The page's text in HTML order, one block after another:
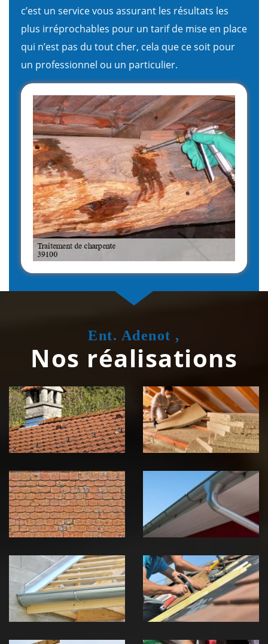
c’est un service vous assurant les résultats les
plus irréprochables pour un tarif de mise en place
qui n’est pas du tout cher, cela que ce soit pour
un professionnel ou un particulier.
Ent. Adenot ,
Nos réalisations
Couvreur
zingueur 39
Jura
Isolation de
toiture 39
Jura
démoussage de
toiture 39
Jura
pose de
gouttière 39
Jura
Pose de
Chéneau 39
Jura
Réparation de
toiture 39
Jura